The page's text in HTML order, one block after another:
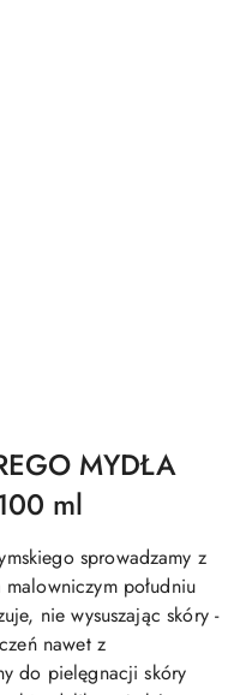
MYDŁA
ml
sprowadzamy z
południu
nie wysuszając skóry -
nawet z
do pielęgnacji skóry